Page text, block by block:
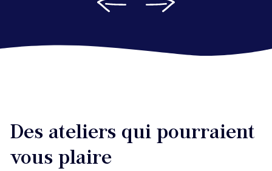
Des ateliers qui pourraient
vous plaire